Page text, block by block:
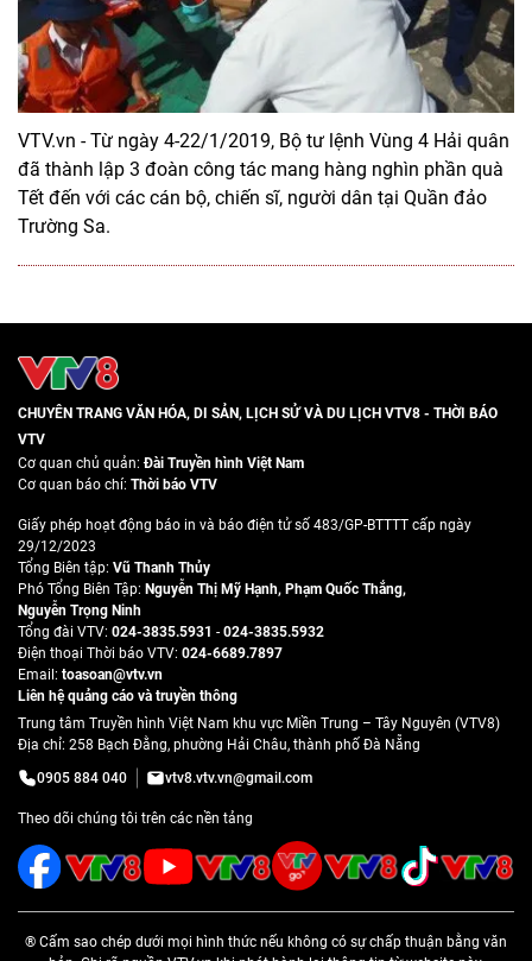
VTV.vn - Từ ngày 4-22/1/2019, Bộ tư lệnh Vùng 4 Hải quân
đã thành lập 3 đoàn công tác mang hàng nghìn phần quà
Tết đến với các cán bộ, chiến sĩ, người dân tại Quần đảo
Trường Sa.
CHUYÊN TRANG VĂN HÓA, DI SẢN, LỊCH SỬ VÀ DU LỊCH VTV8 - THỜI BÁO
VTV
Cơ quan chủ quản:Đài Truyền hình Việt Nam
Cơ quan báo chí: Thời báo VTV
Giấy phép hoạt động báo in và báo điện tử số 483/GP-BTTTT cấp ngày
29/12/2023
Tổng Biên tập: Vũ Thanh Thủy
Phó Tổng Biên Tập: Nguyễn Thị Mỹ Hạnh, Phạm Quốc Thắng,
Nguyễn Trọng Ninh
Tổng đài VTV: 024-3835.5931 - 024-3835.5932
Ðiện thoại Thời báo VTV: 024-6689.7897
Email: toasoan@vtv.vn
Liên hệ quảng cáo và truyền thông
Trung tâm Truyền hình Việt Nam khu vực Miền Trung – Tây Nguyên (VTV8)
Địa chỉ: 258 Bạch Đằng, phường Hải Châu, thành phố Đà Nẵng
0905 884 040
vtv8.vtv.vn@gmail.com
Theo dõi chúng tôi trên các nền tảng
® Cấm sao chép dưới mọi hình thức nếu không có sự chấp thuận bằng văn